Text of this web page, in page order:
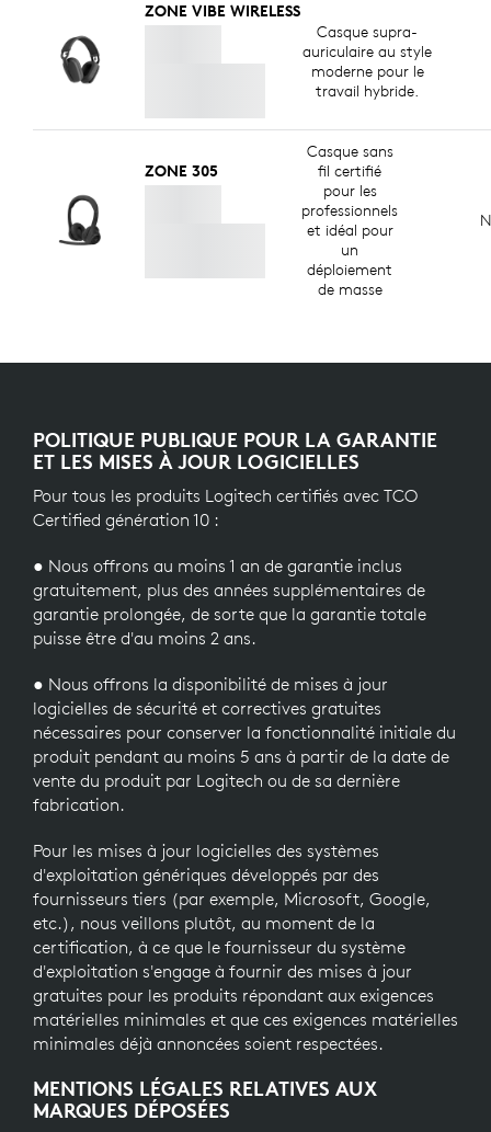
ZONE VIBE WIRELESS
Casque supra-
auriculaire au style
moderne pour le
travail hybride.
ZONE 305
Casque sans
fil certifié
pour les
professionnels
et idéal pour
un
déploiement
de masse
POLITIQUE PUBLIQUE POUR LA GARANTIE
ET LES MISES À JOUR LOGICIELLES
Pour tous les produits Logitech certifiés avec TCO
Certified génération 10 :
● Nous offrons au moins 1 an de garantie inclus
gratuitement, plus des années supplémentaires de
garantie prolongée, de sorte que la garantie totale
puisse être d'au moins 2 ans.
● Nous offrons la disponibilité de mises à jour
logicielles de sécurité et correctives gratuites
nécessaires pour conserver la fonctionnalité initiale du
produit pendant au moins 5 ans à partir de la date de
vente du produit par Logitech ou de sa dernière
fabrication.
Pour les mises à jour logicielles des systèmes
d'exploitation génériques développés par des
fournisseurs tiers (par exemple, Microsoft, Google,
etc.), nous veillons plutôt, au moment de la
certification, à ce que le fournisseur du système
d'exploitation s'engage à fournir des mises à jour
gratuites pour les produits répondant aux exigences
matérielles minimales et que ces exigences matérielles
minimales déjà annoncées soient respectées.
MENTIONS LÉGALES RELATIVES AUX
MARQUES DÉPOSÉES